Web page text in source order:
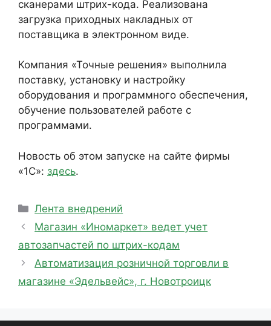
сканерами штрих-кода. Реализована
загрузка приходных накладных от
поставщика в электронном виде.
Компания «Точные решения» выполнила
поставку, установку и настройку
оборудования и программного обеспечения,
обучение пользователей работе с
программами.
Новость об этом запуске на сайте фирмы
«1С»: здесь.
Рубрики
Лента внедрений
Магазин «Иномаркет» ведет учет
автозапчастей по штрих-кодам
Автоматизация розничной торговли в
магазине «Эдельвейс», г. Новотроицк